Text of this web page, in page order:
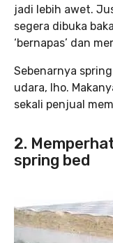
jadi lebih awet.
segera dibuka
‘bernapas’ dan
Sebenarnya
udara, lho.
sekali penjual
2.
spring bed